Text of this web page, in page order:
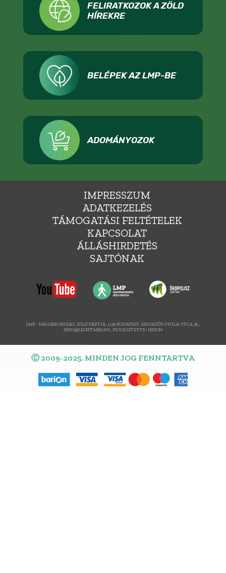
FELIRATKOZOK A ZÖLD
HÍREKRE
BELÉPEK AZ LMP-BE
ADOMÁNYOZOK
IMPRESSZUM
ADATKEZELÉS
TÁMOGATÁSI FELTÉTELEK
KAPCSOLAT
ÁLLÁSHIRDETÉS
SAJTÓNAK
LMP - MAGYARORSZÁG ZÖLD PÁRTJA, 1136 BUDAPEST, HEGEDŰS GYULA UTCA 36.,
INFO@LEHETMAS.HU, FEJLESZTETTE:HIDON
Ⓒ 2009-2025. MINDEN JOG FENNTARTVA